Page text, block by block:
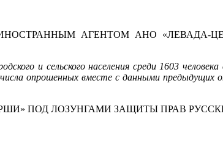
АГЕНТОМ АНО «ЛЕВАДА-
и сельского населения среди 1603
опрошенных вместе с данными предыдущих
ПОД ЛОЗУНГАМИ ЗАЩИТЫ ПРАВ